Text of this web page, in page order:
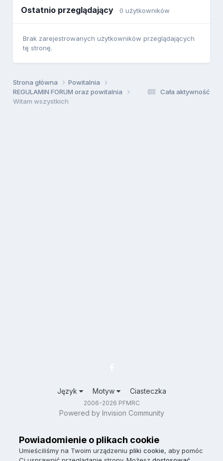
Ostatnio przeglądający 0 użytkowników
Brak zarejestrowanych użytkowników przeglądających
tę stronę.
Cała aktywność
Strona główna
Powitalnia
REGULAMIN FORUM oraz powitalnia
Witam wszystkich
Język Motyw Ciasteczka
2006-2026 PFMRC
Powered by Invision Community
Powiadomienie o plikach cookie
Umieściliśmy na Twoim urządzeniu pliki cookie, aby pomóc